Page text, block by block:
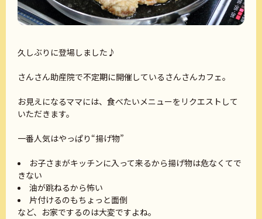
久しぶりに登場しました♪
さんさん助産院で不定期に開催しているさんさんカフェ。
お見えになるママには、食べたいメニューをリクエストして
いただきます。
一番人気はやっぱり“揚げ物”
お子さまがキッチンに入って来るから揚げ物は危なくてで
きない
油が跳ねるから怖い
片付けるのもちょっと面倒
など、お家でするのは大変ですよね。